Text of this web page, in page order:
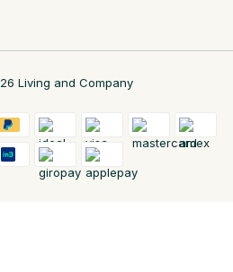
Living and Company